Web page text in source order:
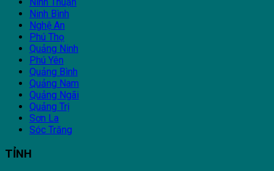
Ninh Bình
Nghệ An
Phú Thọ
Quảng Ninh
Phú Yên
Quảng Bình
Quảng Nam
Quảng Ngãi
Quảng Trị
Sơn La
Sóc Trăng
TỈNH